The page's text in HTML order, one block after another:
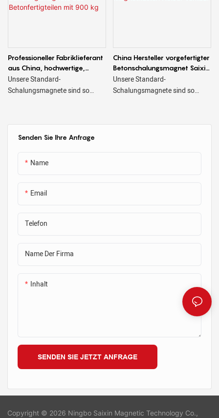
Senden Sie Ihre Anfrage
Name
Email
Telefon
Name Der Firma
Inhalt
SENDEN SIE JETZT ANFRAGE
Professioneller Fabriklieferant
aus China, hochwertige,
maßgeschneiderte
Schalungsmagnete aus
Unsere Standard-
Schalungsmagnete sind so
Klemmung für eine Vielzahl von
Schalungsanwendungen
Säulen und Träger. Diese
Einsatz im Betonfertigteilbau
Gießen und Abbinden von Beton
China Hersteller vorgefertigter
Betonschalungsmagnet Saixin
1800 kg vorgefertigter
Magnetkasten Heißer Verkauf
Unsere Standard-
Schalungsmagnete sind so
Klemmung für eine Vielzahl von
Copyright © 2026 Ningbo Saixin Magnetic Technology Co.,